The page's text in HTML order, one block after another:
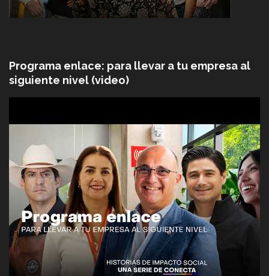
Programa enlace: para llevar a tu empresa al
siguiente nivel (video)